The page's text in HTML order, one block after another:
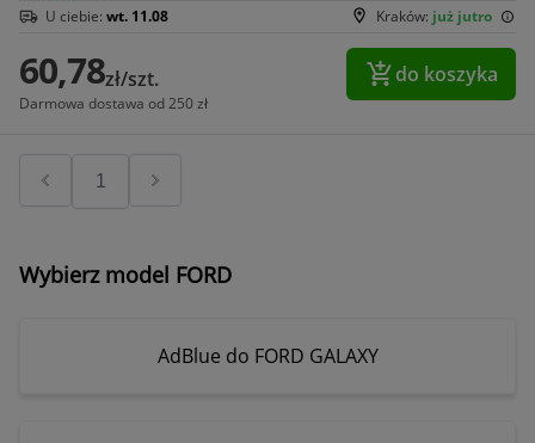
Kraków: już jutro
U ciebie: wt. 11.08
60,78zł/szt.
Darmowa dostawa od 250 zł
do koszyka
Wybierz model FORD
AdBlue do FORD GALAXY